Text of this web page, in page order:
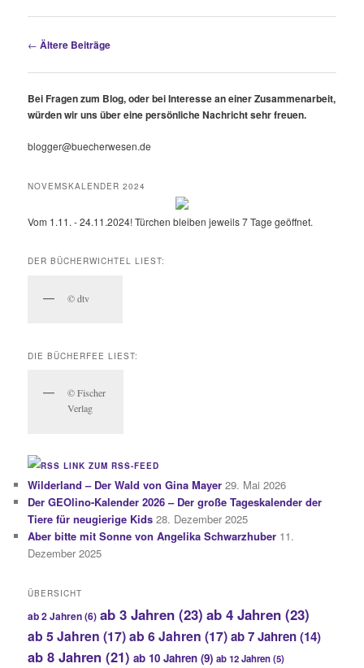
Beitragsnavigation
← Ältere Beiträge
Bei Fragen zum Blog, oder bei Interesse an einer Zusammenarbeit,
würden wir uns über eine persönliche Nachricht sehr freuen.
blogger@buecherwesen.de
NOVEMSKALENDER 2024
Vom 1.11. - 24.11.2024! Türchen bleiben jeweils 7 Tage geöffnet.
DER BÜCHERWICHTEL LIEST:
© dtv
DIE BÜCHERFEE LIEST:
© Fischer
Verlag
LINK ZUM RSS-FEED
Wilderland – Der Wald von Gina Mayer 29. Mai 2026
Der GEOlino-Kalender 2026 – Der große Tageskalender der
Tiere für neugierige Kids 28. Dezember 2025
Aber bitte mit Sonne von Angelika Schwarzhuber 11.
Dezember 2025
ÜBERSICHT
ab 2 Jahren(6) ab 3 Jahren (23) ab 4 Jahren (23)
ab 5 Jahren (17)ab 6 Jahren (17)ab 7 Jahren(14)
ab 8 Jahren (21) ab 10 Jahren (9) ab 12 Jahren(5)